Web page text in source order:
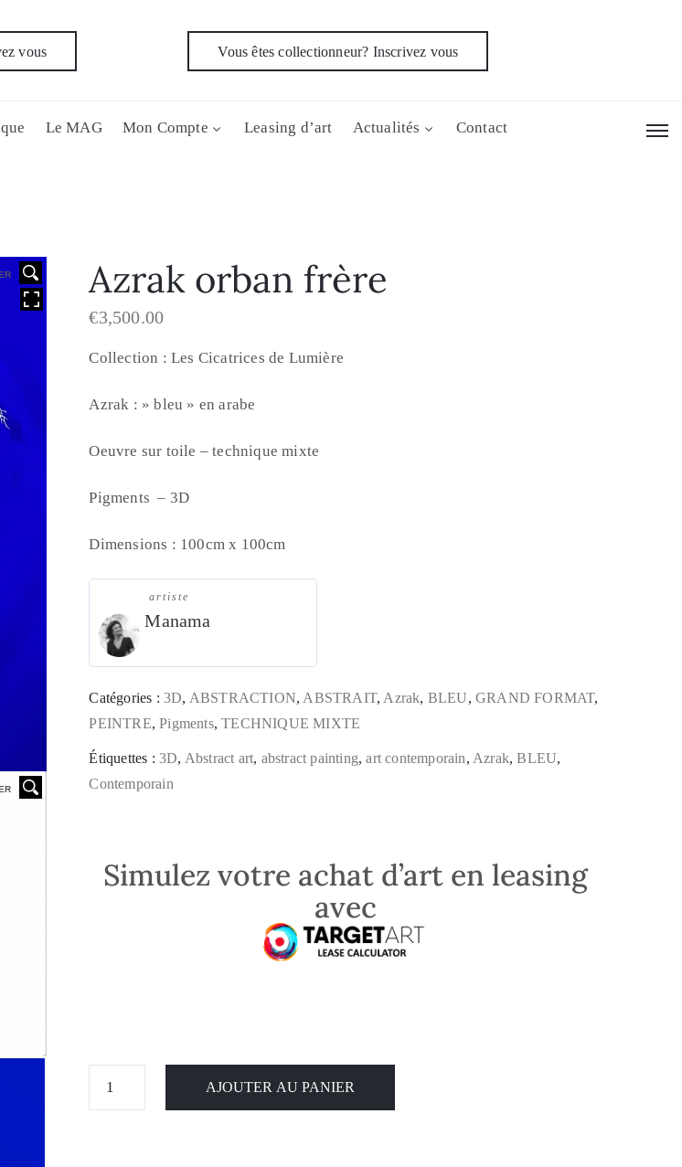
vous Vous êtes collectionneur? Inscrivez vous
Le MAG Mon Compte Leasing d’art Actualités Contact
Azrak orban frère
€3,500.00
Collection : Les Cicatrices de Lumière
Azrak : » bleu » en arabe
Oeuvre sur toile – technique mixte
Pigments – 3D
Dimensions : 100cm x 100cm
artiste
Manama
Catégories :3D, ABSTRACTION, ABSTRAIT, Azrak, BLEU,GRAND FORMAT,
PEINTRE,Pigments,TECHNIQUE MIXTE
Étiquettes :3D, Abstract art, abstract painting,art contemporain, Azrak,BLEU,
Contemporain
Simulez votre achat d’art en leasing
avec
AJOUTER AU PANIER